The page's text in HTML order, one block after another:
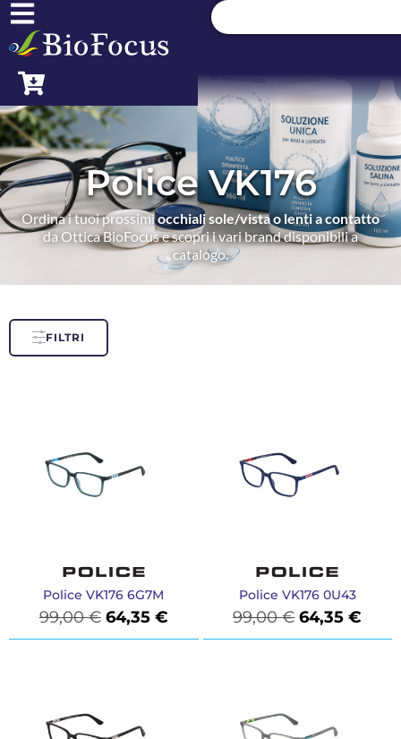
Police VK176
Ordina i tuoi prossimiocchiali sole/vista o lenti a contatto
da Ottica BioFocus e scopri i vari brand disponibili a
catalogo.
FILTRI
Police VK176 6G7M
99,00€ 64,35 €
Police VK176 0U43
99,00€ 64,35€